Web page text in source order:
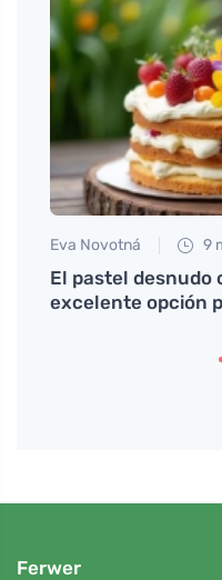
Eva Novotná 9
El pastel desnudo
excelente opción
Ferwer